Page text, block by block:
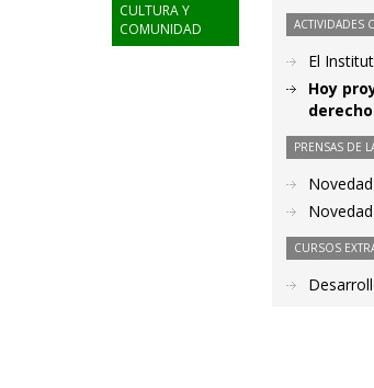
CULTURA Y
COMUNIDAD
ACTIVIDADES
El
Hoy
PRENSAS DE
CURSOS